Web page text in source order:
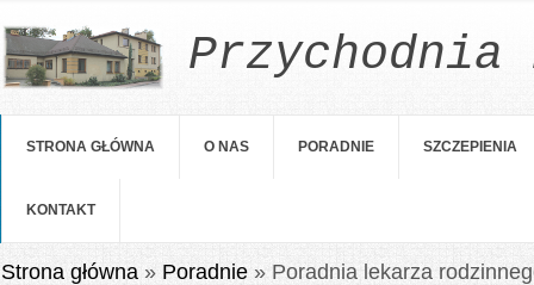
Przychodnia
STRONA GŁÓWNA O NAS PORADNIE SZCZEPIENIA
KONTAKT
Jesteś tutaj
Strona główna » Poradnie » Poradnia lekarza